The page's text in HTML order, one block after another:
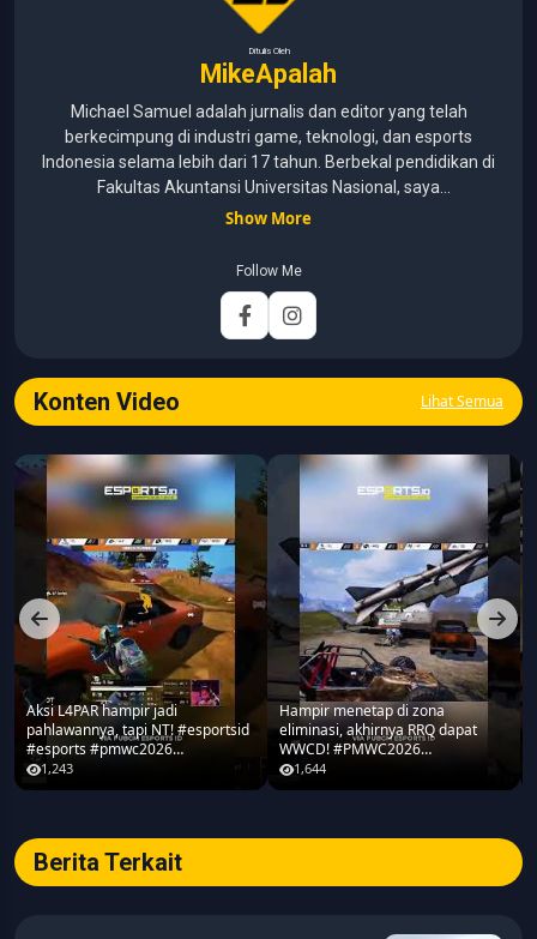
Ditulis Oleh
MikeApalah
Michael Samuel adalah jurnalis dan editor yang telah
berkecimpung di industri game, teknologi, dan esports
Indonesia selama lebih dari 17 tahun. Berbekal pendidikan di
Fakultas Akuntansi Universitas Nasional, saya
menggabungkan kemampuan analisis dengan pengalaman
pernah menangani berbagai peran, mulai dari reporter, editor,
marketing, business development, hingga Editor in Chief.
Fokus utamanya adalah menghadirkan tulisan yang
informatif, mendalam, dan mudah dipahami, khususnya
Show More
Follow Me
Konten Video Lihat Semua
Aksi L4PAR hampir jadi
pahlawannya, tapi NT! #esportsid
#esports #pmwc2026
#pubgmobile #teamrrq
1,243
Hampir menetap di zona
eliminasi, akhirnya RRQ dapat
WWCD! #PMWC2026
#pubgmobile #teamrrq
1,644
Berita Terkait